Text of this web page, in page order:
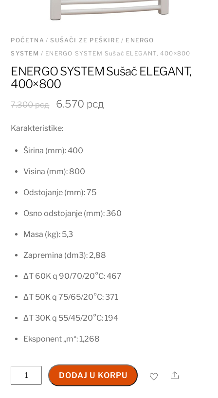
POČETNA/SUŠAČI ZE PEŠKIRE / ENERGO
SYSTEM / ENERGO SYSTEM Sušač ELEGANT, 400×800
ENERGO SYSTEM Sušač ELEGANT,
400×800
7.300рсд
Originalna
je
7.300 рсд.
6.570 рсдTrenutna
Karakteristike:
Širina (mm): 400
Visina (mm): 800
Odstojanje (mm): 75
Osno odstojanje (mm): 360
Masa (kg): 5,3
Zapremina (dm3): 2,88
ΔT 60K q 90/70/20°C: 467
ΔT 50K q 75/65/20°C: 371
ΔT 30K q 55/45/20°C: 194
Eksponent „m“: 1,268
ENERGO
SYSTEM
DODAJ U KORPU Share